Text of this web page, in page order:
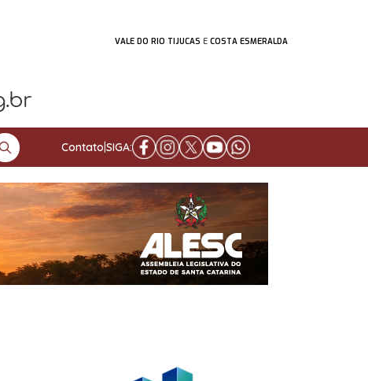
VALE DO RIO TIJUCAS E COSTA ESMERALDA
Contato SIGA: